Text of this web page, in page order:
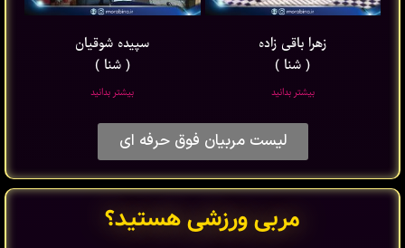
زهرا باقی ‌زاده
( شنا )
بیشتر بدانید
سپیده شوقیان
( شنا )
بیشتر بدانید
لیست مربیان فوق حرفه ای
مربی ورزشی هستید؟